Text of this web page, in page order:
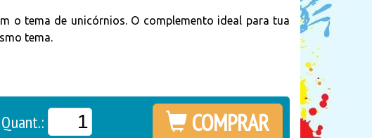
o tema de unicórnios. O complemento ideal para tua
tema.
Quant.: COMPRAR